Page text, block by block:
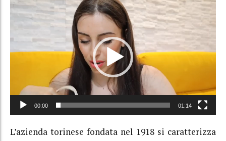
Video
Player
00:00 01:14
L’azienda torinese fondata nel 1918 si caratterizza